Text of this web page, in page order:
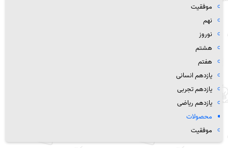
موفقیت
نهم
نوروز
هشتم
هفتم
یازدهم انسانی
یازدهم تجربی
یازدهم ریاضی
محصولات
موفقیت